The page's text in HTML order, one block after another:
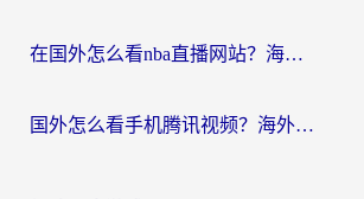
在国外怎么看nba直播网站？海外党专属体育观赛指南，告别地区限制！
国外怎么看手机腾讯视频？海外党亲测有效的追剧加速器选择指南